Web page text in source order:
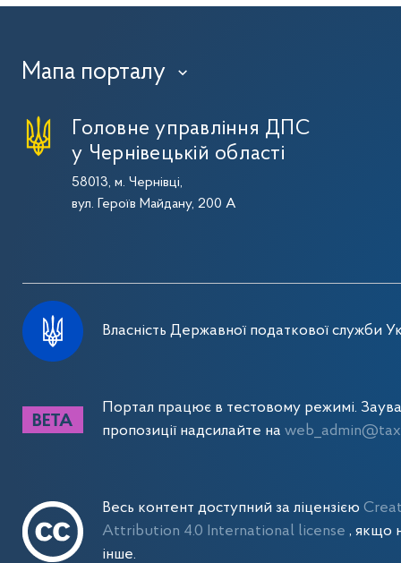
Мапа порталу ›
Головне управління ДПС
у Чернівецькій області
58013, м. Чернівці,
вул. Героїв Майдану, 200 А
Власність Державної податкової служби
Портал працює в тестовому режимі.
пропозиції надсилайте на
Весь контент доступний за ліцензією
Attribution 4.0 International license, якщо
інше.